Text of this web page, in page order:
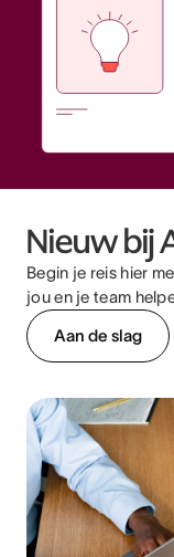
Nieuw bij
Begin je reis hier
jou en je team
Aan de slag